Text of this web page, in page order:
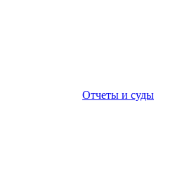
Отчеты и суды